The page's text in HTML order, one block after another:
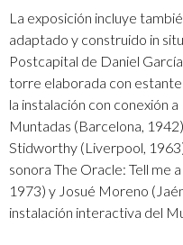
La exposición incluye
adaptado y construido in
Postcapital de Daniel
torre elaborada con
la instalación con conexión
Muntadas (Barcelona,
Stidworthy (Liverpool,
sonora The Oracle: Tell me
1973) y Josué Moreno
instalación interactiva del